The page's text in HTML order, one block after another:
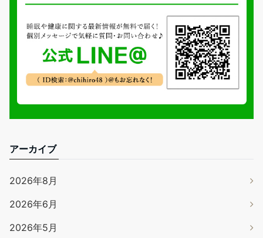
アーカイブ
2026年8月
2026年6月
2026年5月